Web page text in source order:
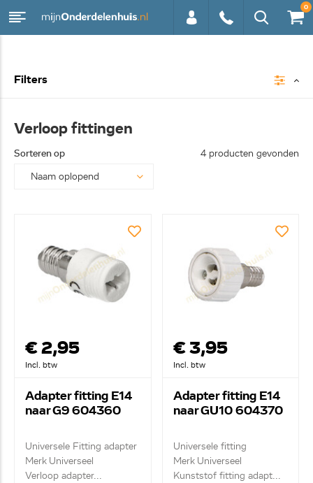
0
Filters
Verloop fittingen
Sorteren op 4 producten gevonden
€ 2,95
Incl. btw
Adapter fitting E14
naar G9 604360
Universele Fitting adapter
Merk Universeel
Verloop adapter...
€ 3,95
Incl. btw
Adapter fitting E14
naar GU10 604370
Universele fitting
Merk Universeel
Kunststof fitting adapt...